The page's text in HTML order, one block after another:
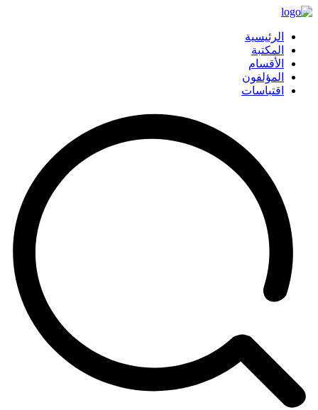
الرئيسية
المكتبة
الأقسام
المؤلفون
اقتباسات